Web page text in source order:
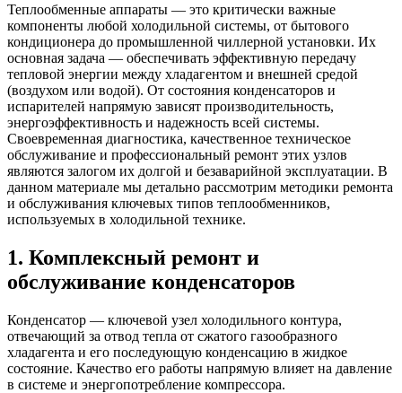
Теплообменные аппараты — это критически важные
компоненты любой холодильной системы, от бытового
кондиционера до промышленной чиллерной установки. Их
основная задача — обеспечивать эффективную передачу
тепловой энергии между хладагентом и внешней средой
(воздухом или водой). От состояния конденсаторов и
испарителей напрямую зависят производительность,
энергоэффективность и надежность всей системы.
Своевременная диагностика, качественное техническое
обслуживание и профессиональный ремонт этих узлов
являются залогом их долгой и безаварийной эксплуатации. В
данном материале мы детально рассмотрим методики ремонта
и обслуживания ключевых типов теплообменников,
используемых в холодильной технике.
1. Комплексный ремонт и
обслуживание конденсаторов
Конденсатор — ключевой узел холодильного контура,
отвечающий за отвод тепла от сжатого газообразного
хладагента и его последующую конденсацию в жидкое
состояние. Качество его работы напрямую влияет на давление
в системе и энергопотребление компрессора.